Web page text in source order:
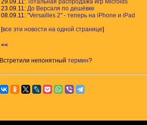
29.09.11: Тотальная распродажа игр Microids
23.09.11: До Версаля по дешёвке
08.09.11: "Versailles 2" - теперь на iPhone и iPad
[все эти новости на одной странице]
<<
Встретили непонятный термин?